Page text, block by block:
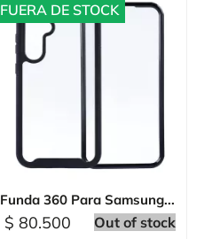
Vista rápida
Funda 360 Para Samsung...
$ 80.500 Out of stock
FUERA DE STOCK